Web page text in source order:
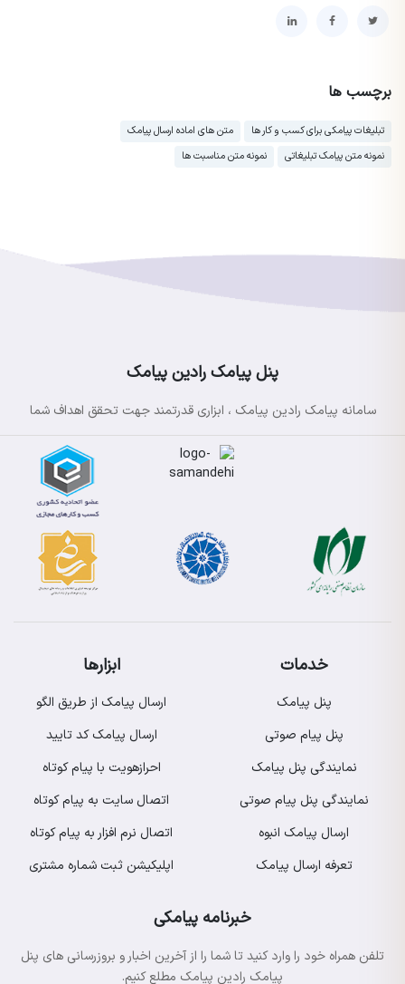
برچسب ها
تبلیغات پیامکی برای کسب و کار ها
متن های اماده ارسال پیامک
نمونه متن پیامک تبلیغاتی
نمونه متن مناسبت ها
پنل پیامک رادین پیامک
سامانه پیامک رادین پیامک ، ابزاری قدرتمند جهت تحقق اهداف شما
خدمات
پنل پیامک
پنل پیام صوتی
نمایندگی پنل پیامک
نمایندگی پنل پیام صوتی
ارسال پیامک انبوه
تعرفه ارسال پیامک
ابزارها
ارسال پیامک از طریق الگو
ارسال پیامک کد تایید
احرازهویت با پیام کوتاه
اتصال سایت به پیام کوتاه
اتصال نرم افزار به پیام کوتاه
اپلیکیشن ثبت شماره مشتری
خبرنامه پیامکی
تلفن همراه خود را وارد کنید تا شما را از آخرین اخبار و بروزرسانی های پنل
پیامک رادین پیامک مطلع کنیم.